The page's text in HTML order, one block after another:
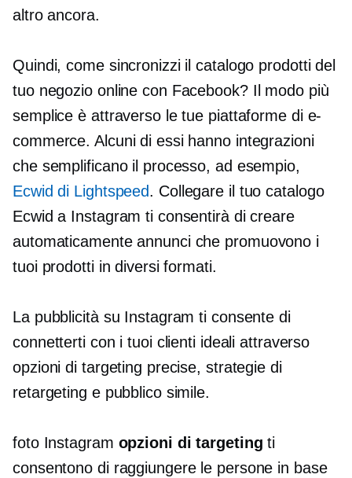
altro ancora.
Quindi, come sincronizzi il catalogo prodotti del
tuo negozio online con Facebook? Il modo più
semplice è attraverso le tue piattaforme di e-
commerce. Alcuni di essi hanno integrazioni
che semplificano il processo, ad esempio,
Ecwid di Lightspeed. Collegare il tuo catalogo
Ecwid a Instagram ti consentirà di creare
automaticamente annunci che promuovono i
tuoi prodotti in diversi formati.
La pubblicità su Instagram ti consente di
connetterti con i tuoi clienti ideali attraverso
opzioni di targeting precise, strategie di
retargeting e pubblico simile.
foto Instagram opzioni di targeting ti
consentono di raggiungere le persone in base